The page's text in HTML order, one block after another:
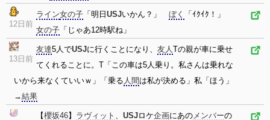
12日前
ライン女の子 「明日 USJいかん？」 ぼく
「ｲｸｲｸ！」
女の子 「じゃあ12時駅ね」
13日前
友達5人でUSJに行くことになり、 友人Tの親が車に乗せ
てくれることに。T「この車は5人乗り。私さんは乗れな
いから来なくていいｗ」「乗る 人間 は私が決める」私「ほう」
→結果
【櫻坂46】 ラヴィット 、 USJロケ企画にあのメンバーの